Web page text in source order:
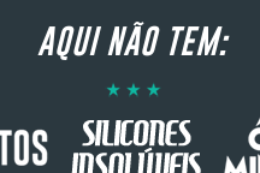
AQUI NÃO TEM: